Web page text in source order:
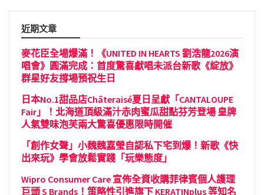
近期文章
麥花臣全場爆滿！《UNITED IN HEARTS 劉浩龍2026演
唱會》圓滿完成：首度驚喜獻唱未派台新歌《綻放》
群星好友撐場預祝生日
日本No.1甜品店Châteraisé夏日呈獻「CANTALOUPE
Fair」！北海道頂級滿汁赤肉蜜瓜甜點芬芳登場 皇牌
人氣雙味泡芙兩大驚喜優惠限時開催
「創作女聲」小魏魏嘉瑩自認私下宅到爆！新歌《快
出來玩》學會放鬆實踐「玩樂態度」
Wipro Consumer Care 宣佈全資收購菲律賓個人護理
巨頭 S Brands！策略性引進旗下 KERATINplus 等知名